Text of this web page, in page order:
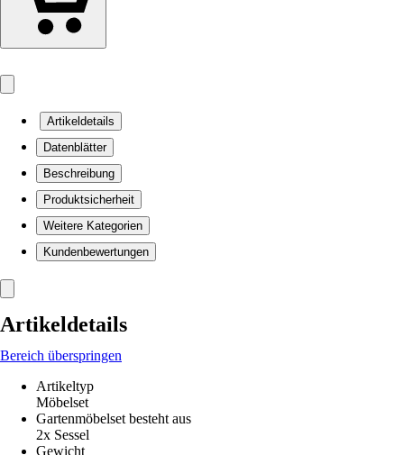
Artikeldetails
Datenblätter
Beschreibung
Produktsicherheit
Weitere Kategorien
Kundenbewertungen
Artikeldetails
Bereich überspringen
Artikeltyp
Möbelset
Gartenmöbelset besteht aus
2x Sessel
Gewicht